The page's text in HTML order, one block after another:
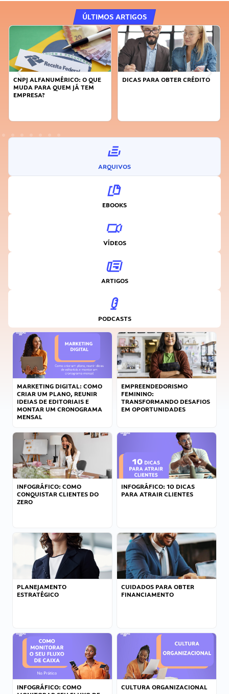
ÚLTIMOS ARTIGOS
CNPJ ALFANUMÉRICO: O QUE
MUDA PARA QUEM JÁ TEM
EMPRESA?
DICAS PARA OBTER CRÉDITO
ARQUIVOS
EBOOKS
VÍDEOS
ARTIGOS
PODCASTS
MARKETING DIGITAL: COMO
CRIAR UM PLANO, REUNIR
IDEIAS DE EDITORIAIS E
MONTAR UM CRONOGRAMA
MENSAL
EMPREENDEDORISMO
FEMININO:
TRANSFORMANDO DESAFIOS
EM OPORTUNIDADES
INFOGRÁFICO: COMO
CONQUISTAR CLIENTES DO
ZERO
INFOGRÁFICO: 10 DICAS
PARA ATRAIR CLIENTES
PLANEJAMENTO
ESTRATÉGICO
CUIDADOS PARA OBTER
FINANCIAMENTO
INFOGRÁFICO: COMO
CULTURA ORGANIZACIONAL